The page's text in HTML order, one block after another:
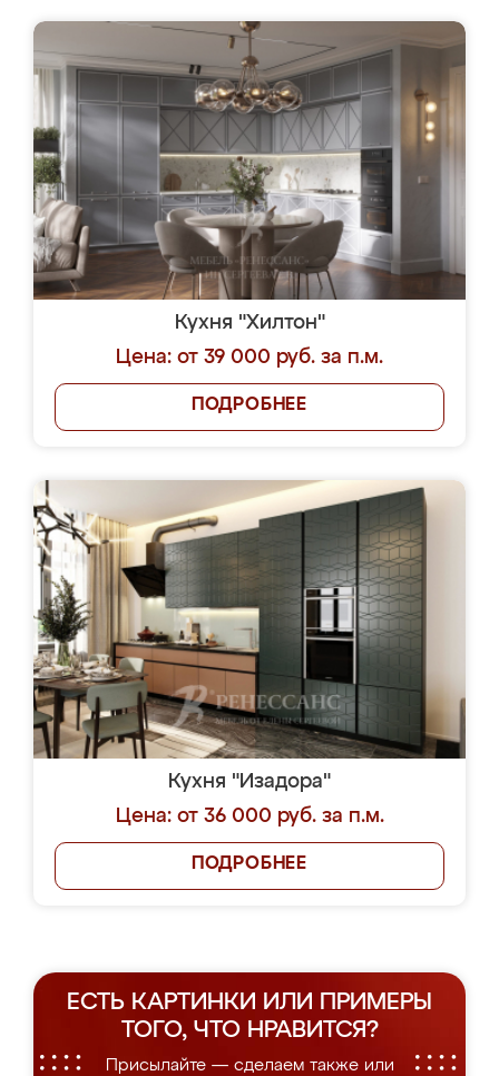
Кухня "Хилтон"
Цена: от 39 000 руб. за п.м.
ПОДРОБНЕЕ
Кухня "Изадора"
Цена: от 36 000 руб. за п.м.
ПОДРОБНЕЕ
ЕСТЬ КАРТИНКИ ИЛИ ПРИМЕРЫ
ТОГО, ЧТО НРАВИТСЯ?
Присылайте — сделаем также или